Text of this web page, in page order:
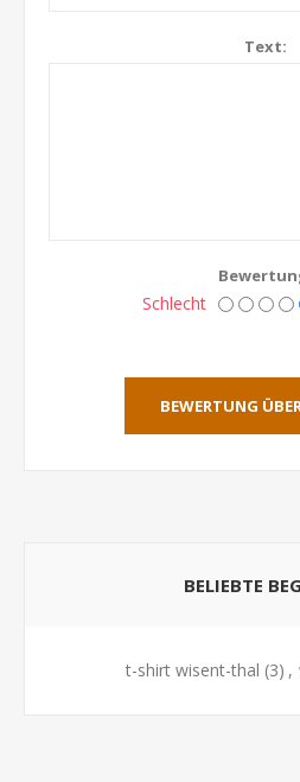
Text:
Schlecht
BEWERTUNG
BELIEBTE
t-shirt wisent-thal (3) ,